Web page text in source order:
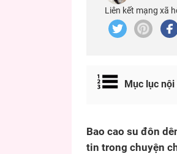
Liên kết mạng xã
Mục lục
Bao cao su đôn
tin trong chuyện